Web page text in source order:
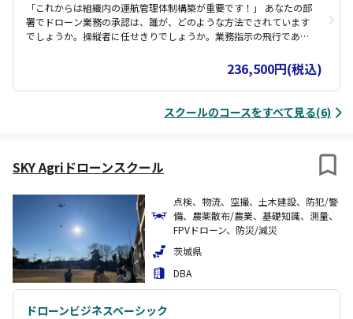
「これからは組織内の運航管理体制構築が重要です！」 あなたの部
署でドローン業務の承認は、誰が、どのような方法でされています
でしょうか。操縦者に任せきりでしょうか。業務指示の飛行であれ
認する誰かがドローンに関する基本的な知識を持ち、組織内での運
航管理を司る運航管理者となることが業務リスクの低減につながっ
ていきます。 この講習では、ドローン業務管理として飛行そのもの
や機体だけでなく、組織や操縦者などを含めた体制や規程類制定と
その運用に至るまで、安全に継続的に業務を遂行していくために必
ただきます。 またドローン飛行の基本的な知識を得るために机上学
習だけではなく、飛行のリスクを学ぶ観点から実機を使用し飛行技
術を習得していただきます。
236,500円(税込)
スクールのコースをすべて見る(6)
SKY Agriドローンスクール
点検、物流、空撮、土木建設、防犯/警
備、農薬散布/農業、基礎知識、測量、
FPVドローン、防災/減災
茨城県
DBA
ドローンビジネスベーシック